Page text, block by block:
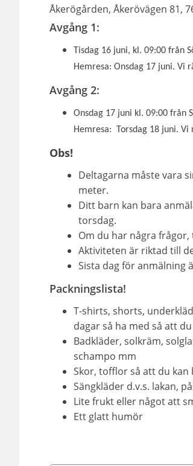
Åkerögården, Åkerövägen 81,
Avgång 1:
Tisdag 16 juni, kl. 09:00 från
Hemresa: Onsdag 17 juni. Vi
Avgång 2:
Onsdag 17 juni kl. 09:00 från
Hemresa: Torsdag 18 juni.
Obs!
Deltagarna måste vara
meter.
Ditt barn kan bara
torsdag.
Om du har några
Aktiviteten är riktad till
Sista dag för anmälning
Packningslista!
T-shirts, shorts,
dagar så ha med så att
Badkläder, solkräm,
schampo mm
Skor, tofflor så att du kan
Sängkläder d.v.s. lakan,
Lite frukt eller något att
Ett glatt humör